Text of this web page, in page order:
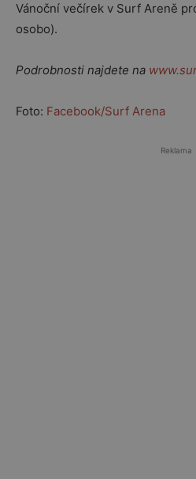
Vánoční večírek v Surf Areně
osobo).
Podrobnosti najdete na
Foto: Facebook/Surf Arena
Reklama